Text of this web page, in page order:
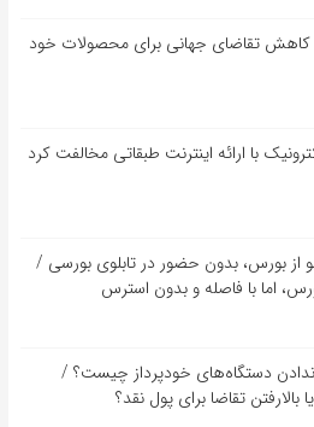
کاهش تقاضای جهانی برای محصولات خود
با ارائه اینترنت طبقاتی مخالفت کرد
از بورس، بدون حضور در تابلوی بورسی /
اما با فاصله و بدون استرس
دستگاه‌های خودپرداز چیست؟ /
تقاضا برای پول نقد؟